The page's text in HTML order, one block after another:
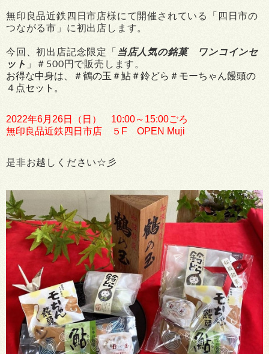
無印良品近鉄四日市店様にて開催されている「四日市の
つながる市」に初出店します。
今回、初出店記念限定「
当店人気の銘菓 ワンコインセ
ット 」 ＃500円で販売します。
お得な中身は、＃鶴の玉＃鮎＃鈴どら＃モーちゃん饅頭の
４点セット。
2022年6月26日（日） 10:00～15:00ごろ
無印良品近鉄四日市店 ５F OPEN Muji
是非お越しください☆彡